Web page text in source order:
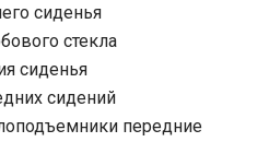
сиденья
стекла
сиденья
сидений
передние